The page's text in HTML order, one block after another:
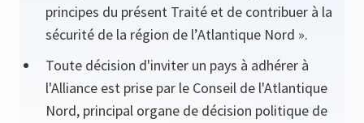
principes du présent Traité et de contribuer à la
sécurité de la région de l’Atlantique Nord ».
Toute décision d'inviter un pays à adhérer à
l'Alliance est prise par le Conseil de l'Atlantique
Nord, principal organe de décision politique de